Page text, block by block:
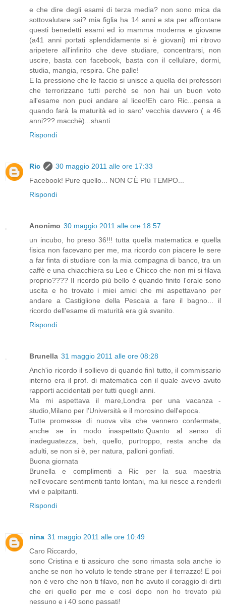
e che dire degli esami di terza media? non sono mica da
sottovalutare sai? mia figlia ha 14 anni e sta per affrontare
questi benedetti esami ed io mamma moderna e giovane
(a41 anni portati splendidamente si è giovani) mi ritrovo
aripetere all'infinito che deve studiare, concentrarsi, non
uscire, basta con facebook, basta con il cellulare, dormi,
studia, mangia, respira. Che palle!
E la pressione che le faccio si unisce a quella dei professori
che terrorizzano tutti perchè se non hai un buon voto
all'esame non puoi andare al liceo!Eh caro Ric...pensa a
quando farà la maturità ed io saro' vecchia davvero ( a 46
anni??? macchè)...shanti
Rispondi
Ric
30 maggio 2011 alle ore 17:33
Facebook! Pure quello... NON C'È PIù TEMPO...
Rispondi
Anonimo 30 maggio 2011 alle ore 18:57
un incubo, ho preso 36!!! tutta quella matematica e quella
fisica non facevano per me, ma ricordo con piacere le sere
a far finta di studiare con la mia compagna di banco, tra un
caffè e una chiacchiera su Leo e Chicco che non mi si filava
proprio???? Il ricordo più bello è quando finito l'orale sono
uscita e ho trovato i miei amici che mi aspettavano per
andare a Castiglione della Pescaia a fare il bagno... il
ricordo dell'esame di maturità era già svanito.
Rispondi
Brunella 31 maggio 2011 alle ore 08:28
Anch'io ricordo il sollievo di quando finì tutto, il commissario
interno era il prof. di matematica con il quale avevo avuto
rapporti accidentati per tutti quegli anni.
Ma mi aspettava il mare,Londra per una vacanza -
studio,Milano per l'Università e il morosino dell'epoca.
Tutte promesse di nuova vita che vennero confermate,
anche se in modo inaspettato.Quanto al senso di
inadeguatezza, beh, quello, purtroppo, resta anche da
adulti, se non si è, per natura, palloni gonfiati.
Buona giornata
Brunella e complimenti a Ric per la sua maestria
nell'evocare sentimenti tanto lontani, ma lui riesce a renderli
vivi e palpitanti.
Rispondi
nina 31 maggio 2011 alle ore 10:49
Caro Riccardo,
sono Cristina e ti assicuro che sono rimasta sola anche io
anche se non ho voluto le tende strane per il terrazzo! E poi
non è vero che non ti filavo, non ho avuto il coraggio di dirti
che eri quello per me e così dopo non ho trovato più
nessuno e i 40 sono passati!